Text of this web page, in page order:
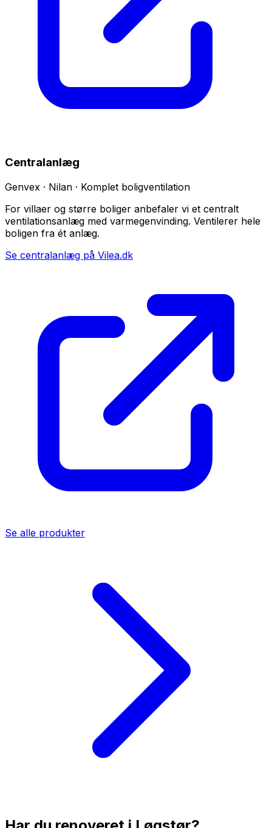
Centralanlæg
Genvex · Nilan · Komplet boligventilation
For villaer og større boliger anbefaler vi et centralt
ventilationsanlæg med varmegenvinding. Ventilerer hele
boligen fra ét anlæg.
Se centralanlæg på Vilea.dk
Se alle produkter